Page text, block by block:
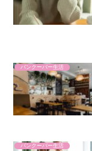
バンクーバー生活
バンクーバー生活